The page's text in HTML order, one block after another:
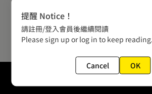
提醒 Notice！
請註冊/登入會員後繼續閱讀
Please sign up or log in to keep reading.
Cancel OK